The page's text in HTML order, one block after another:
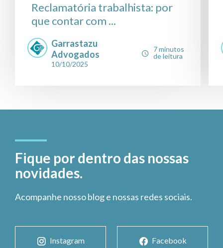
Reclamatória trabalhista: por
que contar com ...
Garrastazu
Advogados
10/10/2025
7 minutos
de leitura
Fique por dentro das nossas
novidades.
Acompanhe nosso blog e nossas redes sociais.
Instagram Facebook